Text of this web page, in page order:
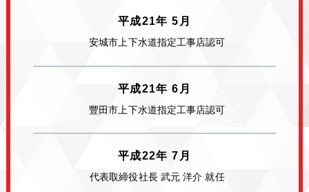
平成21年 5月
安城市上下水道指定工事店認可
平成21年 6月
豐田市上下水道指定工事店認可
平成22年 7月
代表取締役社長 武元 洋介 就任